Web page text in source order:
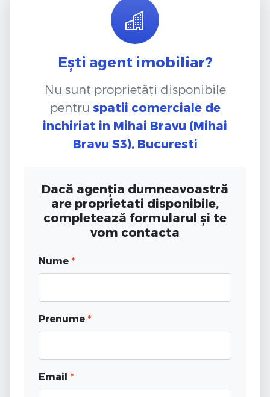
Ești agent imobiliar?
Nu sunt proprietăți disponibile
pentru spatii comerciale de
inchiriat in Mihai Bravu (Mihai
Bravu S3), Bucuresti
Dacă agenția dumneavoastră
are proprietati disponibile,
completează formularul și te
vom contacta
Nume *
Prenume *
Email *